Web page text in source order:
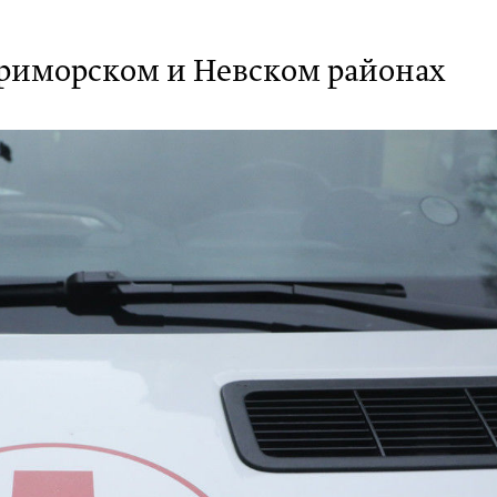
и Невском районах